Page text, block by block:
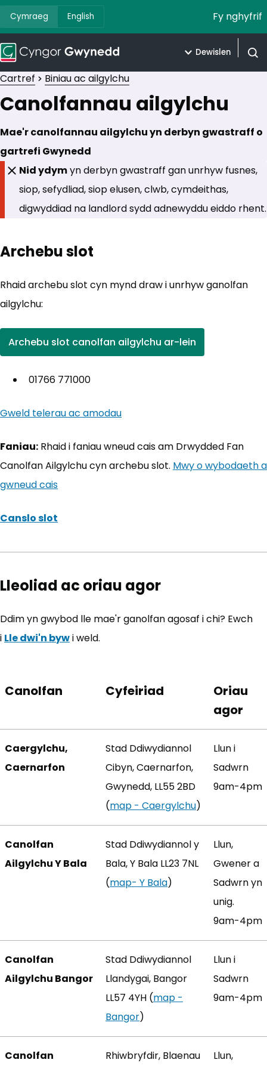
Cymraeg English Fy nghyfrif
Dewislen
Cartref Biniau ac ailgylchu
Canolfannau ailgylchu
Mae'r canolfannau ailgylchu yn derbyn gwastraff o
gartrefi Gwynedd
Nid ydymyn derbyn gwastraff gan unrhyw fusnes,
siop, sefydliad, siop elusen, clwb, cymdeithas,
digwyddiad na landlord sydd adnewyddu eiddo rhent.
Archebu slot
Rhaid archebu slot cyn mynd draw i unrhyw ganolfan
ailgylchu:
Archebu slot canolfan ailgylchu ar-lein
(yn agor mewn tab newydd)
01766 771000
Gweld telerau ac amodau
Faniau: Rhaid i faniau wneud cais am Drwydded Fan
Canolfan Ailgylchu cyn archebu slot. Mwy o wybodaeth a
gwneud cais
Canslo slot
Lleoliad ac oriau agor
Ddim yn gwybod lle mae'r ganolfan agosaf i chi? Ewch
i Lle dwi'n bywi weld.
Canolfan Cyfeiriad
Oriau
agor
Caergylchu,
Caernarfon
Stad Ddiwydiannol
Cibyn, Caernarfon,
Gwynedd, LL55 2BD
(map - Caergylchu(yn agor
)
Llun i
Sadwrn
9am-4pm
Canolfan
Ailgylchu Y Bala
Stad Ddiwydiannol y
Bala, Y Bala LL23 7NL
(map- Y Bala(yn agor mewn tab
)
Llun,
Gwener a
Sadwrn yn
unig.
9am-4pm
Canolfan
Ailgylchu Bangor
Stad Ddiwydiannol
Llandygai, Bangor
LL57 4YH (map -
Bangor(yn agor mewn tab
)
Llun i
Sadwrn
9am-4pm
Canolfan
Rhiwbryfdir, Blaenau
Llun,